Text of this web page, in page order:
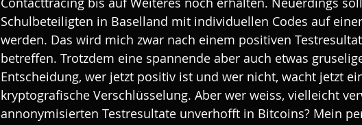
Schulbeteiligten in Baselland mit individuellen Codes auf
werden. Das wird mich zwar nach einem positiven
betreffen. Trotzdem eine spannende aber auch etwas
Entscheidung, wer jetzt positiv ist und wer nicht, wacht jetzt
kryptografische Verschlüsselung. Aber wer weiss, vielleicht
annonymisierten Testresultate unverhofft in Bitcoins? Mein